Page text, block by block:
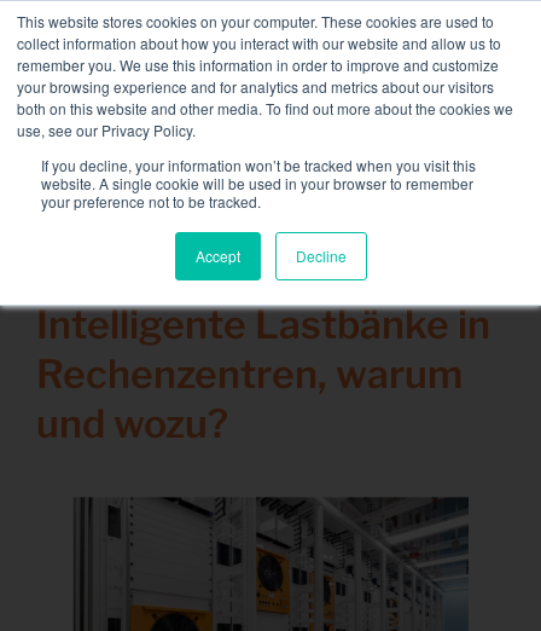
This website stores cookies on your computer. These cookies are used to
collect information about how you interact with our website and allow us to
remember you. We use this information in order to improve and customize
your browsing experience and for analytics and metrics about our visitors
both on this website and other media. To find out more about the cookies we
use, see our Privacy Policy.
If you decline, your information won’t be tracked when you visit this
website. A single cookie will be used in your browser to remember
your preference not to be tracked.
Accept Decline
content
NEUE FLOTTE: 3,5 MW / MVA-Ladebänke verfügbar,
weitere Informationen finden Sie hier.
KONTAKT
Toggle
Dienstleistungen
Sektoren und Lösungen
Das Unternehmen
Ressourcen
Kontakt
Search
for:
Intelligente Lastbänke in
Rechenzentren, warum
und wozu?